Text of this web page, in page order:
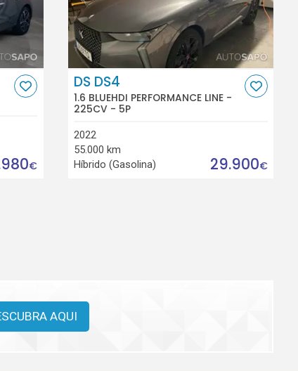
€
DS DS4
1.6 BLUEHDI PERFORMANCE LINE -
225CV - 5P
2022
55.000 km
Híbrido (Gasolina)
29.900€
AQUI